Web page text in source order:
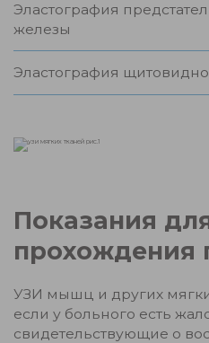
Эластография
железы
Эластография
Показания
прохождения
УЗИ мышц и других
если у больного есть
свидетельствующие о